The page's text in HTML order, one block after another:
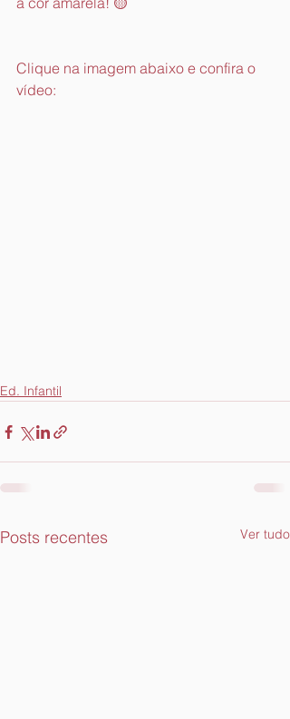
Clique na imagem abaixo e confira o
vídeo:
Ed. Infantil
Posts recentes Ver tudo